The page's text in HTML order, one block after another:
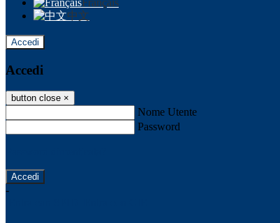
Français
中文
Accedi
Accedi
button close ×
Nome Utente
Password
-